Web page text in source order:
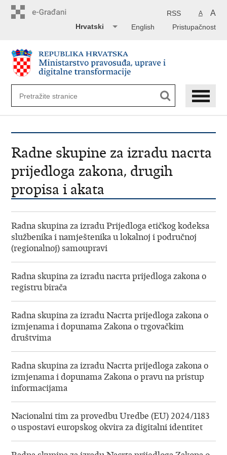
A A
RSS
Pristupačnost
English
Hrvatski
Radne skupine za izradu nacrta
prijedloga zakona, drugih
propisa i akata
Radna skupina za izradu Prijedloga etičkog kodeksa
službenika i namještenika u lokalnoj i područnoj
(regionalnoj) samoupravi
Radna skupina za izradu nacrta prijedloga zakona o
registru birača
Radna skupina za izradu Nacrta prijedloga zakona o
izmjenama i dopunama Zakona o trgovačkim
društvima
Radna skupina za izradu Nacrta prijedloga zakona o
izmjenama i dopunama Zakona o pravu na pristup
informacijama
Nacionalni tim za provedbu Uredbe (EU) 2024/1183
o uspostavi europskog okvira za digitalni identitet